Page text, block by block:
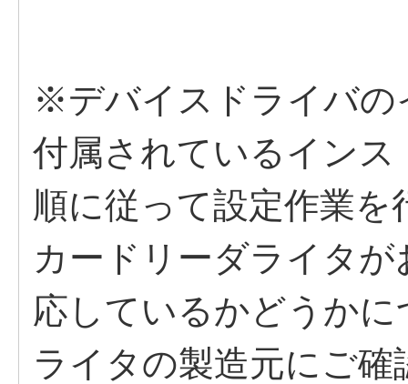
※デバイスドライバの
付属されているイン
順に従って設定作業
カードリーダライタ
応しているかどうか
ライタの製造元にご確